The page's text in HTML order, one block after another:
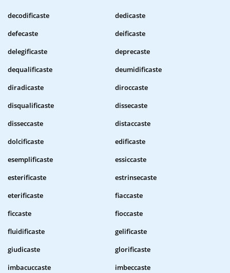
decodificaste
dedicaste
defecaste
deificaste
delegificaste
deprecaste
dequalificaste
deumidificaste
diradicaste
diroccaste
disqualificaste
dissecaste
disseccaste
distaccaste
dolcificaste
edificaste
esemplificaste
essiccaste
esterificaste
estrinsecaste
eterificaste
fiaccaste
ficcaste
fioccaste
fluidificaste
gelificaste
giudicaste
glorificaste
imbacuccaste
imbeccaste